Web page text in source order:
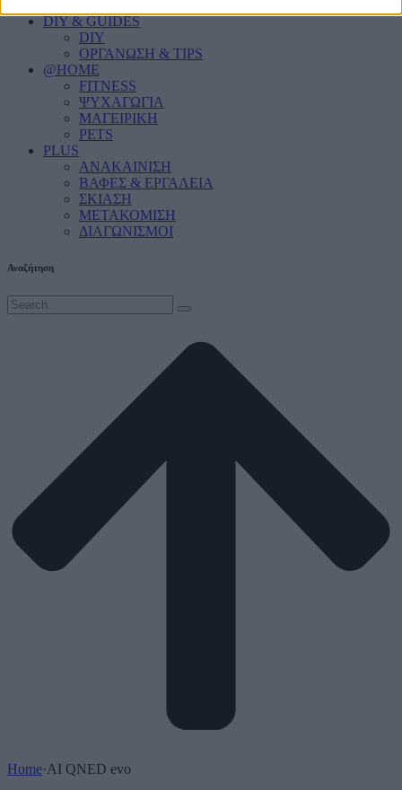
DIY & GUIDES
DIY
ΟΡΓΑΝΩΣΗ & TIPS
@HOME
FITNESS
ΨΥΧΑΓΩΓΙΑ
ΜΑΓΕΙΡΙΚΗ
PETS
PLUS
ΑΝΑΚΑΙΝΙΣΗ
ΒΑΦΕΣ & ΕΡΓΑΛΕΙΑ
ΣΚΙΑΣΗ
ΜΕΤΑΚΟΜΙΣΗ
ΔΙΑΓΩΝΙΣΜΟΙ
Αναζήτηση
Home·AI QNED evo